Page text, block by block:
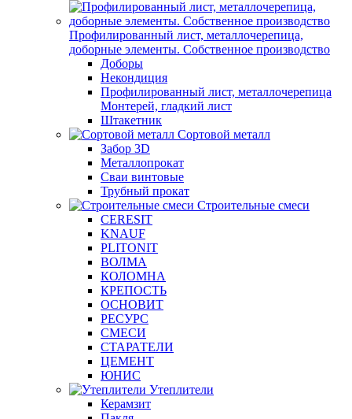
Профилированный лист, металлочерепица,
доборные элементы. Собственное производство
Доборы
Некондиция
Профилированный лист, металлочерепица
Монтерей, гладкий лист
Штакетник
Сортовой металл
Забор 3D
Металлопрокат
Сваи винтовые
Трубный прокат
Строительные смеси
CERESIT
KNAUF
PLITONIT
ВОЛМА
КОЛОМНА
КРЕПОСТЬ
ОСНОВИТ
РЕСУРС
СМЕСИ
СТАРАТЕЛИ
ЦЕМЕНТ
ЮНИС
Утеплители
Керамзит